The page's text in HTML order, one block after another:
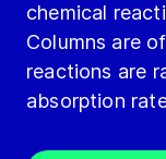
chemical
Columns are
reactions are
absorption